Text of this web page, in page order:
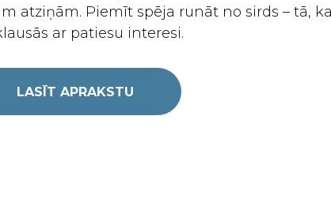
atziņām. Piemīt spēja runāt no sirds – tā, ka
ar patiesu interesi.
LASĪT APRAKSTU